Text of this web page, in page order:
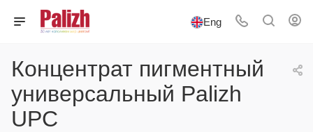
Eng
Концентрат пигментный
универсальный Palizh
UPC